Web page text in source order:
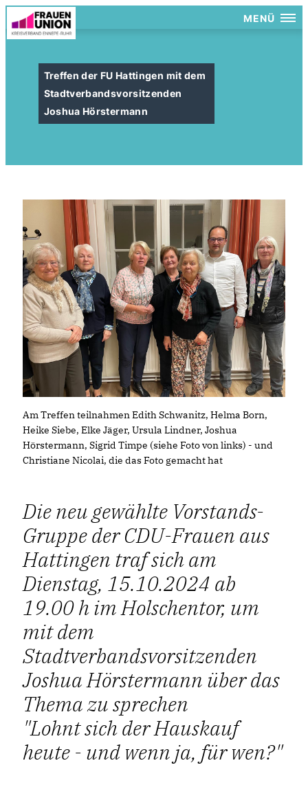
MENÜ
Treffen der FU Hattingen mit dem
Stadtverbandsvorsitzenden
Joshua Hörstermann
Am Treffen teilnahmen Edith Schwanitz, Helma Born,
Heike Siebe, Elke Jäger, Ursula Lindner, Joshua
Hörstermann, Sigrid Timpe (siehe Foto von links) - und
Christiane Nicolai, die das Foto gemacht hat
Die neu gewählte Vorstands-
Gruppe der CDU-Frauen aus
Hattingen traf sich am
Dienstag, 15.10.2024 ab
19.00 h im Holschentor, um
mit dem
Stadtverbandsvorsitzenden
Joshua Hörstermann über das
Thema zu sprechen
"Lohnt sich der Hauskauf
heute - und wenn ja, für wen?"